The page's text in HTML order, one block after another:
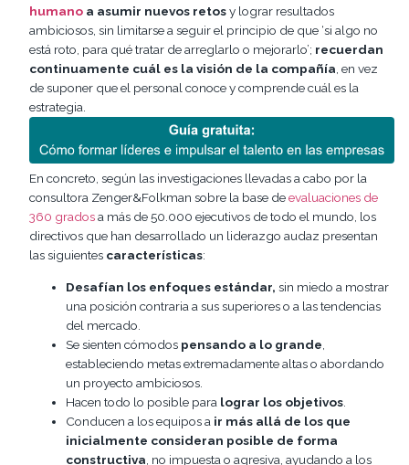
humano a asumir nuevos retosy lograr resultados
ambiciosos, sin limitarse a seguir el principio de que ‘si algo no
está roto, para qué tratar de arreglarlo o mejorarlo’; recuerdan
continuamente cuál es la visión de la compañía , en vez
de suponer que el personal conoce y comprende cuál es la
estrategia.
En concreto, según las investigaciones llevadas a cabo por la
consultora Zenger&Folkman sobre la base deevaluaciones de
360 gradosa más de 50.000 ejecutivos de todo el mundo, los
directivos que han desarrollado un liderazgo audaz presentan
las siguientes características:
Desafían los enfoques estándar, sin miedo a mostrar
una posición contraria a sus superiores o a las tendencias
del mercado.
Se sienten cómodos pensando a lo grande
estableciendo metas extremadamente altas o abordando
un proyecto ambiciosos.
Hacen todo lo posible para lograr los objetivos
Conducen a los equipos a ir más allá de los que
inicialmente consideran posible de forma
constructiva , no impuesta o agresiva, ayudando a los